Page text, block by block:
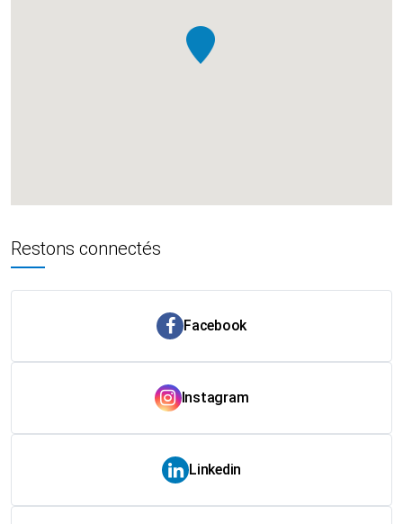
Restons connectés
Facebook
Instagram
Linkedin